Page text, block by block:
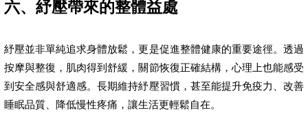
六、紓壓帶來的整體益處
紓壓並非單純追求身體放鬆，更是促進整體健康的重要途徑。透過
按摩與整復，肌肉得到舒緩，關節恢復正確結構，心理上也能感受
到安全感與舒適感。長期維持紓壓習慣，甚至能提升免疫力、改善
睡眠品質、降低慢性疼痛，讓生活更輕鬆自在。